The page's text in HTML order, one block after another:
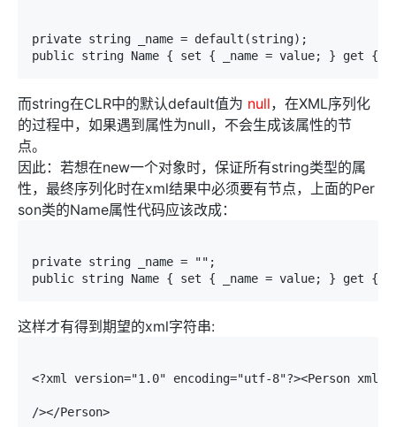
private string _name = default(string);
而string在CLR中的默认default值为 null，在XML序列化
的过程中，如果遇到属性为null，不会生成该属性的节
点。
因此：若想在new一个对象时，保证所有string类型的属
性，最终序列化时在xml结果中必须要有节点，上面的Per
son类的Name属性代码应该改成：
private string _name = "";
这样才有得到期望的xml字符串:
<?xml version="1.0" encoding="utf-8"?><Person